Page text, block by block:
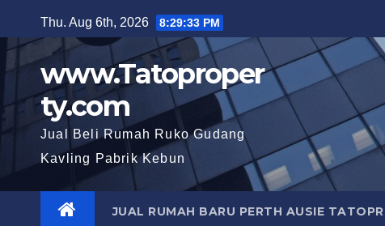
to
content
Thu. Aug 6th, 2026 8:29:36 PM
www.Tatoproper
ty.com
Jual Beli Rumah Ruko Gudang
Kavling Pabrik Kebun
JUAL RUMAH BARU PERTH AUSIE